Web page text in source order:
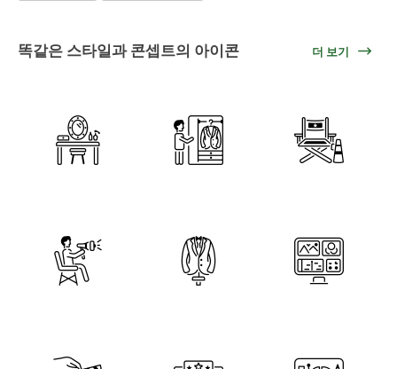
똑같은 스타일과 콘셉트의 아이콘 더 보기